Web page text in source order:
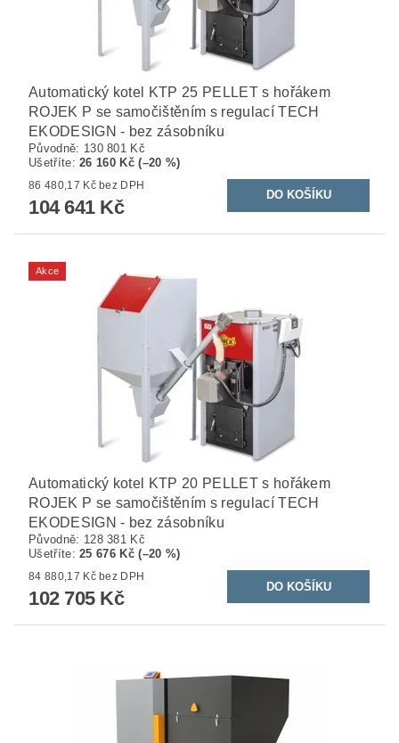
Automatický kotel KTP 25 PELLET s hořákem
ROJEK P se samočištěním s regulací TECH
EKODESIGN - bez zásobníku
Původně: 130 801 Kč
Ušetříte:26 160 Kč (–20 %)
86 480,17 Kč bez DPH
104 641 Kč
Akce
Automatický kotel KTP 20 PELLET s hořákem
ROJEK P se samočištěním s regulací TECH
EKODESIGN - bez zásobníku
Původně: 128 381 Kč
Ušetříte:25 676 Kč (–20 %)
84 880,17 Kč bez DPH
102 705 Kč